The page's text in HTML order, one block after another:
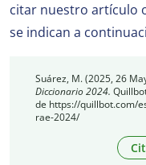
citar nuestro artículo
se indican a
Suárez, M. (2025, 26
Diccionario 2024.
de https://quillbot.com/
rae-2024/